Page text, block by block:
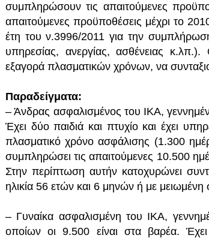
συμπληρώσουν τις απαιτούμενες
απαιτούμενες προϋποθέσεις μέχρι το
έτη του ν.3996/2011 για την
υπηρεσίας, ανεργίας, ασθένειας
εξαγορά πλασματικών χρόνων, να
Παραδείγματα:
– Άνδρας ασφαλισμένος του ΙΚΑ,
Έχει δύο παιδιά και πτυχίο και έχει
πλασματικό χρόνο ασφάλισης (1.300
συμπληρώσει τις απαιτούμενες 10.500
Στην περίπτωση αυτήν κατοχυρώνει
ηλικία 56 ετών και 6 μηνών ή με
– Γυναίκα ασφαλισμένη του ΙΚΑ,
οποίων οι 9.500 είναι στα βαρέα.